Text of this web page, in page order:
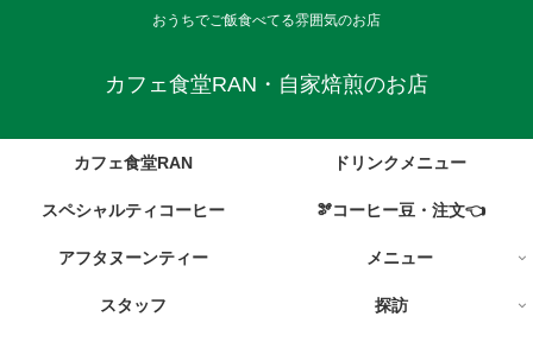
おうちでご飯食べてる雰囲気のお店
カフェ食堂RAN・自家焙煎のお店
カフェ食堂RAN ドリンクメニュー
スペシャルティコーヒー 🫘コーヒー豆・注文👈
アフタヌーンティー メニュー
スタッフ 探訪